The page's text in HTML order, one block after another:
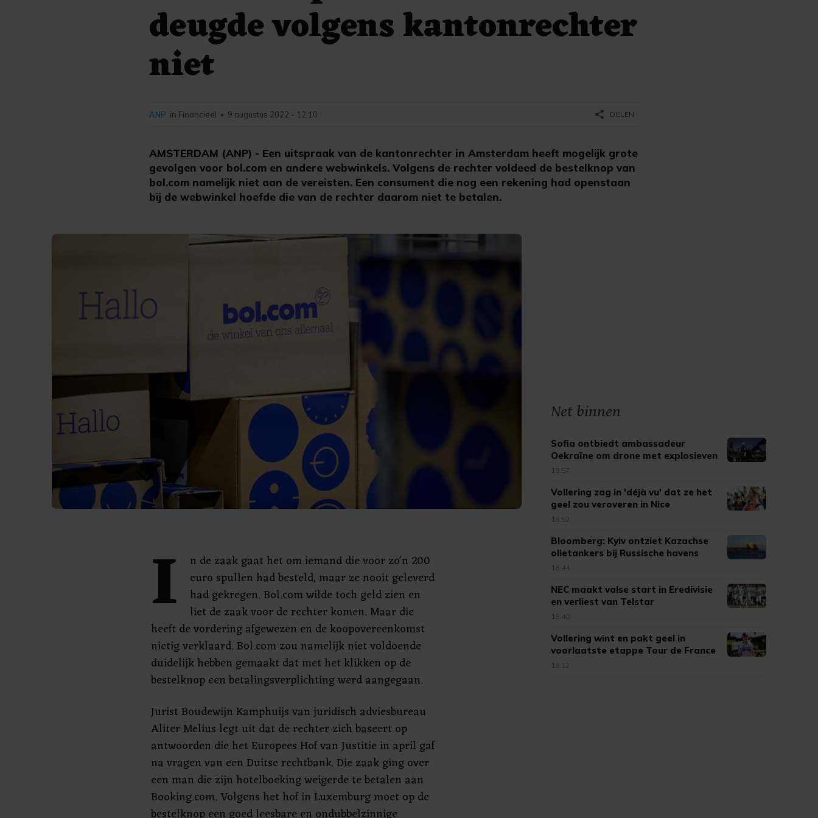
deugde volgens kantonrechter
niet
AMSTERDAM (ANP) - Een uitspraak van de kantonrechter in Amsterdam heeft mogelijk grote
gevolgen voor bol.com en andere webwinkels. Volgens de rechter voldeed de bestelknop van
bol.com namelijk niet aan de vereisten. Een consument die nog een rekening had openstaan
bij de webwinkel hoefde die van de rechter daarom niet te betalen.
ANP in Financieel • 9 augustus 2022 - 12:10 share DELEN
I
n de zaak gaat het om iemand die voor zo'n 200
euro spullen had besteld, maar ze nooit geleverd
had gekregen. Bol.com wilde toch geld zien en
liet de zaak voor de rechter komen. Maar die
heeft de vordering afgewezen en de koopovereenkomst
nietig verklaard. Bol.com zou namelijk niet voldoende
duidelijk hebben gemaakt dat met het klikken op de
bestelknop een betalingsverplichting werd aangegaan.
Jurist Boudewijn Kamphuijs van juridisch adviesbureau
Aliter Melius legt uit dat de rechter zich baseert op
antwoorden die het Europees Hof van Justitie in april gaf
na vragen van een Duitse rechtbank. Die zaak ging over
een man die zijn hotelboeking weigerde te betalen aan
Booking.com. Volgens het hof in Luxemburg moet op de
Net binnen
Sofia ontbiedt ambassadeur
Oekraïne om drone met explosieven
19:57
Vollering zag in 'déjà vu' dat ze het
geel zou veroveren in Nice
18:52
Bloomberg: Kyiv ontziet Kazachse
olietankers bij Russische havens
18:44
NEC maakt valse start in Eredivisie
en verliest van Telstar
18:40
Vollering wint en pakt geel in
voorlaatste etappe Tour de France
18:12